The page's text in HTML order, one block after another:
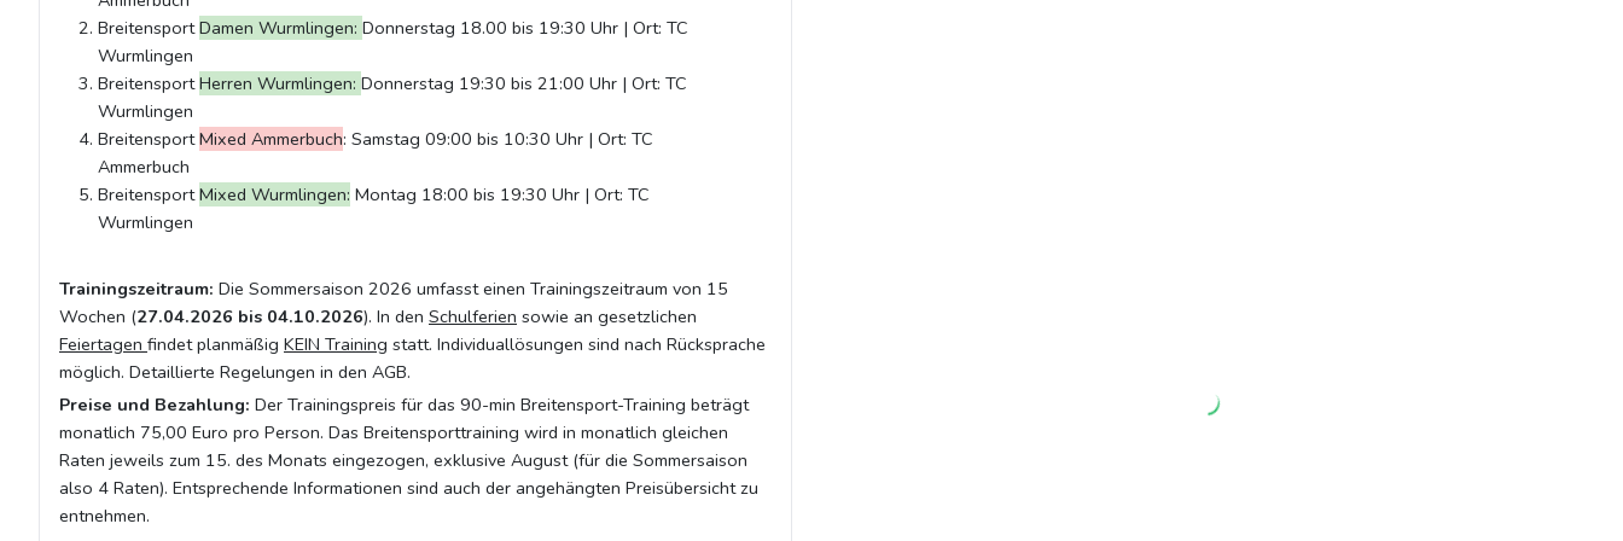
BreitensportDamen Wurmlingen: Donnerstag 18.00 bis 19:30 Uhr | Ort: TC
Wurmlingen
BreitensportHerren Wurmlingen: Donnerstag 19:30 bis 21:00 Uhr | Ort: TC
Wurmlingen
BreitensportMixed Ammerbuch: Samstag 09:00 bis 10:30 Uhr | Ort: TC
Ammerbuch
BreitensportMixed Wurmlingen: Montag 18:00 bis 19:30 Uhr | Ort: TC
Wurmlingen
Trainingszeitraum: Die Sommersaison 2026 umfasst einen Trainingszeitraum von 15
Wochen (27.04.2026 bis 04.10.2026). In den Schulferien sowie an gesetzlichen
Feiertagen findet planmäßig KEIN Training statt. Individuallösungen sind nach Rücksprache
möglich. Detaillierte Regelungen in den AGB.
Preise und Bezahlung: Der Trainingspreis für das 90-min Breitensport-Training beträgt
monatlich 75,00 Euro pro Person. Das Breitensporttraining wird in monatlich gleichen
Raten jeweils zum 15. des Monats eingezogen, exklusive August (für die Sommersaison
also 4 Raten). Entsprechende Informationen sind auch der angehängten Preisübersicht zu
entnehmen.